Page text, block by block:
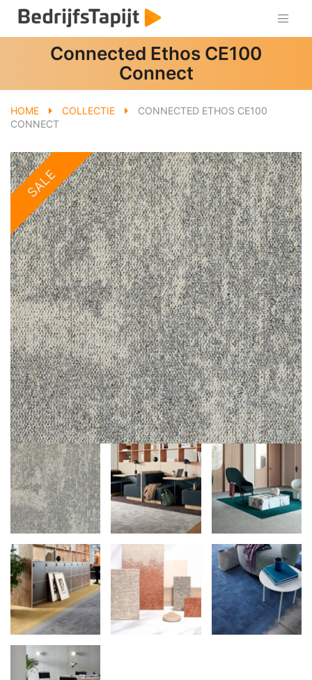
Connected Ethos CE100
Connect
HOME COLLECTIE
CONNECTED ETHOS CE100
CONNECT
SALE